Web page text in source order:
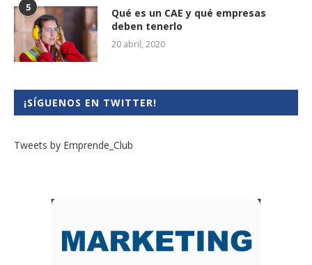
5
Qué es un CAE y qué empresas
deben tenerlo
20 abril, 2020
¡SÍGUENOS EN TWITTER!
Tweets by Emprende_Club